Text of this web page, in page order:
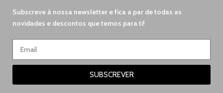
Subscreve à nossa newsletter e fica a par de todas as
novidades e descontos que temos para ti!
SUBSCREVER